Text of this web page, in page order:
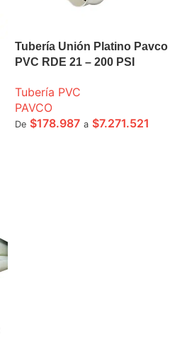
Tubería Unión Platino Pavco
PVC RDE 21 – 200 PSI
Tubería PVC
PAVCO
De $178.987 a $7.271.521